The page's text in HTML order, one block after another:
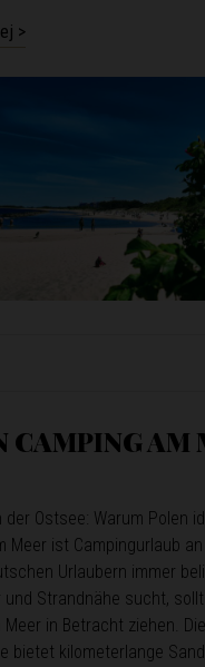
>
CAMPING AM
der Ostsee: Warum Polen
Meer ist Campingurlaub
Urlaubern immer
und Strandnähe sucht,
Meer in Betracht ziehen.
bietet kilometerlange